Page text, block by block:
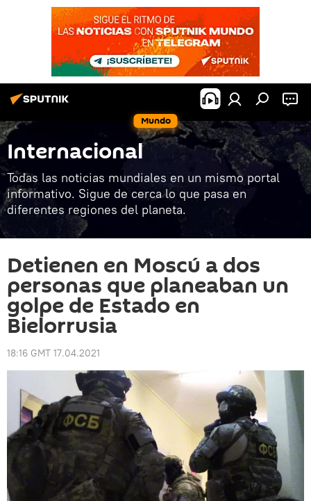
Mundo
Internacional
Todas las noticias mundiales en un mismo portal
informativo. Sigue de cerca lo que pasa en
diferentes regiones del planeta.
Detienen en Moscú a dos
personas que planeaban un
golpe de Estado en
Bielorrusia
18:16 GMT 17.04.2021